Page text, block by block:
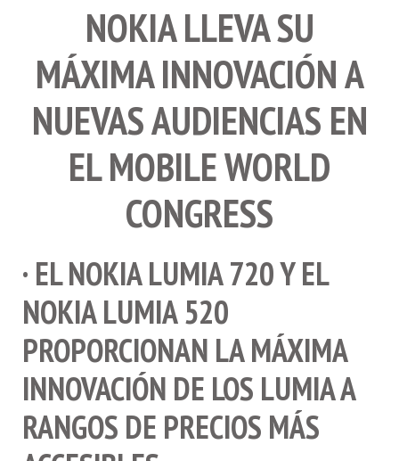
NOKIA LLEVA SU
MÁXIMA INNOVACIÓN A
NUEVAS AUDIENCIAS EN
EL MOBILE WORLD
CONGRESS
· EL NOKIA LUMIA 720 Y EL
NOKIA LUMIA 520
PROPORCIONAN LA MÁXIMA
INNOVACIÓN DE LOS LUMIA A
RANGOS DE PRECIOS MÁS